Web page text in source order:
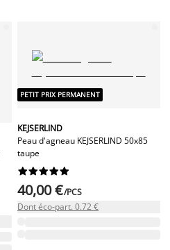
PETIT PRIX PERMANENT
KEJSERLIND
Peau d'agneau KEJSERLIND 50x85
taupe






40,00 €/PCS
Dont éco-part. 0.72 €